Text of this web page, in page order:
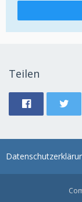
Teilen